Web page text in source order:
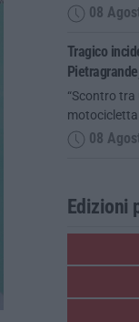
08
Tragico
“Scontro tra
motocicletta
08
Edizioni